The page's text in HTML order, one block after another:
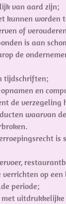
van aard zijn;
kunnen worden
of
is aan
de
tijdschriften;
en
de verzegeling
waarvan
is
op
periode;